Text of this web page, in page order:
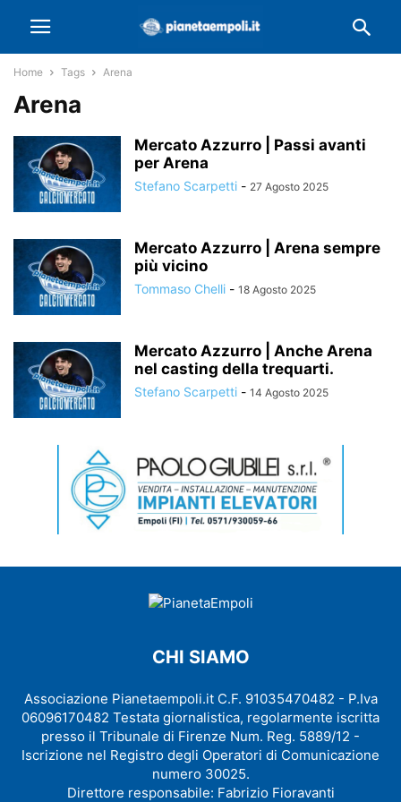
Home Tags Arena
Arena
Mercato Azzurro | Passi avanti
per Arena
Stefano Scarpetti - 27 Agosto 2025
Mercato Azzurro | Arena sempre
più vicino
Tommaso Chelli - 18 Agosto 2025
Mercato Azzurro | Anche Arena
nel casting della trequarti.
Stefano Scarpetti - 14 Agosto 2025
CHI SIAMO
Associazione Pianetaempoli.it C.F. 91035470482 - P.Iva
06096170482 Testata giornalistica, regolarmente iscritta
presso il Tribunale di Firenze Num. Reg. 5889/12 -
Iscrizione nel Registro degli Operatori di Comunicazione
numero 30025.
Direttore responsabile: Fabrizio Fioravanti